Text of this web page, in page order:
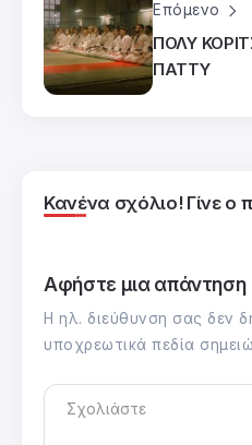
Επόμενο
ΠΟΛΥ
ΠΑΤΤΥ
Κανένα σχόλιο! Γίνε ο
Αφήστε μια απάντηση
Η ηλ. διεύθυνση σας δεν
υποχρεωτικά πεδία